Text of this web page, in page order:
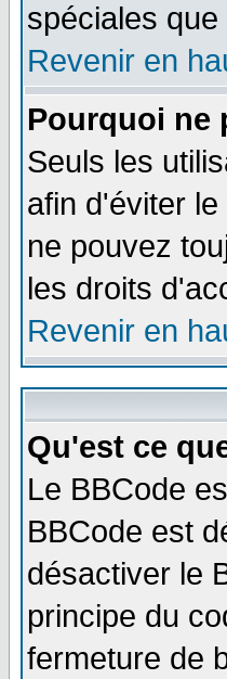
spéciales
Revenir en
Pourquoi ne
Seuls les
afin d'éviter
ne pouvez
les droits
Revenir en
Qu'est ce
Le BBCode
BBCode est
désactiver le
principe du
fermeture de